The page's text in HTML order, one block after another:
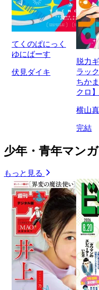
てくのぱにっく
ゆにばーす
伏見ダイキ
脱力
ラッ
ちか
クロ】
横山
完結
少年・青年マン
もっと見る